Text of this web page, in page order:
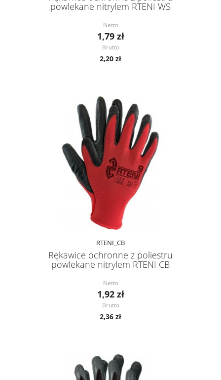
powlekane nitrylem RTENI WS
Netto
1,79 zł
Brutto
2,20 zł
RTENI_CB
Rękawice ochronne z poliestru
powlekane nitrylem RTENI CB
Netto
1,92 zł
Brutto
2,36 zł